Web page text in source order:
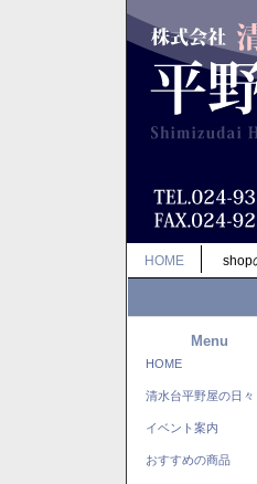
HOME shop
Menu
HOME
清水台平野屋の日々
イベント案内
おすすめの商品